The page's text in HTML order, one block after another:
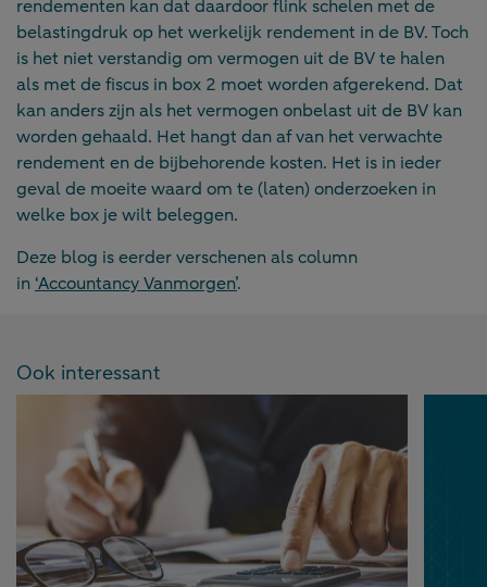
rendementen kan dat daardoor flink schelen met de
belastingdruk op het werkelijk rendement in de BV. Toch
is het niet verstandig om vermogen uit de BV te halen
als met de fiscus in box 2 moet worden afgerekend. Dat
kan anders zijn als het vermogen onbelast uit de BV kan
worden gehaald. Het hangt dan af van het verwachte
rendement en de bijbehorende kosten. Het is in ieder
geval de moeite waard om te (laten) onderzoeken in
welke box je wilt beleggen.
Deze blog is eerder verschenen als column
in‘Accountancy Vanmorgen’.
Ook interessant